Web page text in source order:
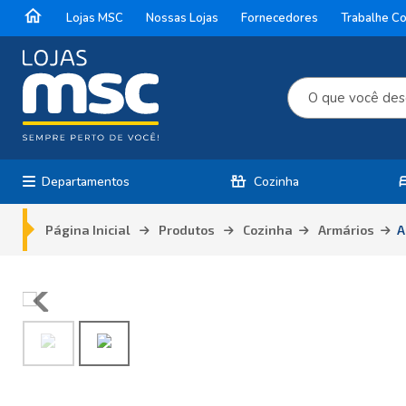
home Lojas MSC Nossas Lojas Fornecedores Trabalhe
Departamentos countertops Cozinha
Página Inicial Produtos Cozinha Armários